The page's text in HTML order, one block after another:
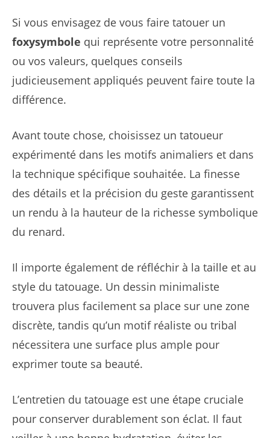
Si vous envisagez de vous faire tatouer un
foxysymbole qui représente votre personnalité
ou vos valeurs, quelques conseils
judicieusement appliqués peuvent faire toute la
différence.
Avant toute chose, choisissez un tatoueur
expérimenté dans les motifs animaliers et dans
la technique spécifique souhaitée. La finesse
des détails et la précision du geste garantissent
un rendu à la hauteur de la richesse symbolique
du renard.
Il importe également de réfléchir à la taille et au
style du tatouage. Un dessin minimaliste
trouvera plus facilement sa place sur une zone
discrète, tandis qu’un motif réaliste ou tribal
nécessitera une surface plus ample pour
exprimer toute sa beauté.
L’entretien du tatouage est une étape cruciale
pour conserver durablement son éclat. Il faut